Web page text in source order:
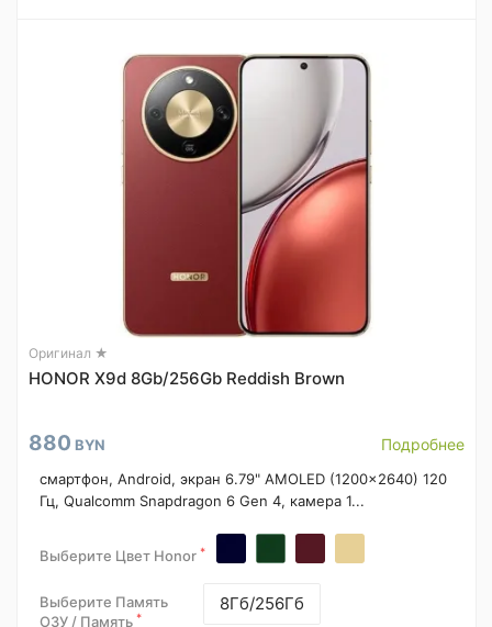
Оригинал ★
HONOR X9d 8Gb/256Gb Reddish Brown
880 BYN Подробнее
смартфон, Android, экран 6.79" AMOLED (1200x2640) 120
Гц, Qualcomm Snapdragon 6 Gen 4, камера 1...
Выберите Цвет Honor *
Выберите Память
ОЗУ / Память *
8Гб/256Гб